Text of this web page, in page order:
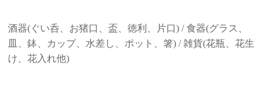
酒器(ぐい呑、お猪口、盃、徳利、片口) / 食器(グラス、
皿、鉢、カップ、水差し、ポット、箸) / 雑貨(花瓶、花生
け、花入れ他)